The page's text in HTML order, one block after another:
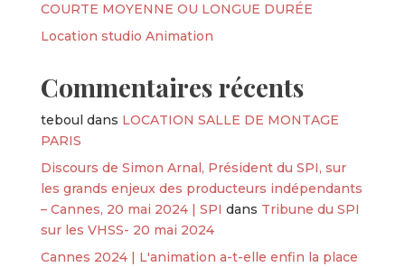
COURTE MOYENNE OU LONGUE DURÉE
Location studio Animation
Commentaires récents
teboul dans LOCATION SALLE DE MONTAGE
PARIS
Discours de Simon Arnal, Président du SPI, sur
les grands enjeux des producteurs indépendants
– Cannes, 20 mai 2024 | SPI dans Tribune du SPI
sur les VHSS- 20 mai 2024
Cannes 2024 | L'animation a-t-elle enfin la place